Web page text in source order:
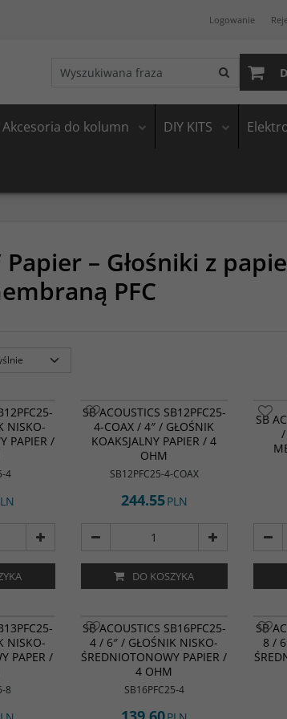
Logowanie
Akcesoria do kolumn DIY KITS
Papier – Głośniki z
PFC
NISKO-
PAPIER /
4
SB ACOUSTICS SB12PFC25-
4-COAX / 4″ / GŁOŚNIK
KOAKSJALNY PAPIER / 4
OHM
SB12PFC25-4-COAX
244.55PLN
DO KOSZYKA
SB
/
8 składa
i
NISKO-
PAPER /
8
SB ACOUSTICS SB16PFC25-
4 / 6″ / GŁOŚNIK NISKO-
ŚREDNIOTONOWY PAPIER /
4 OHM
SB16PFC25-4
SB
8 /